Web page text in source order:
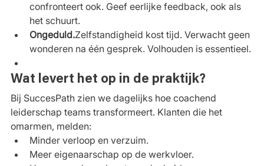
confronteert ook. Geef eerlijke feedback, ook als
het schuurt.
Ongeduld.Zelfstandigheid kost tijd. Verwacht geen
wonderen na één gesprek. Volhouden is essentieel.
Wat levert het op in de praktijk?
Bij SuccesPath zien we dagelijks hoe coachend
leiderschap teams transformeert. Klanten die het
omarmen, melden:
Minder verloop en verzuim.
Meer eigenaarschap op de werkvloer.